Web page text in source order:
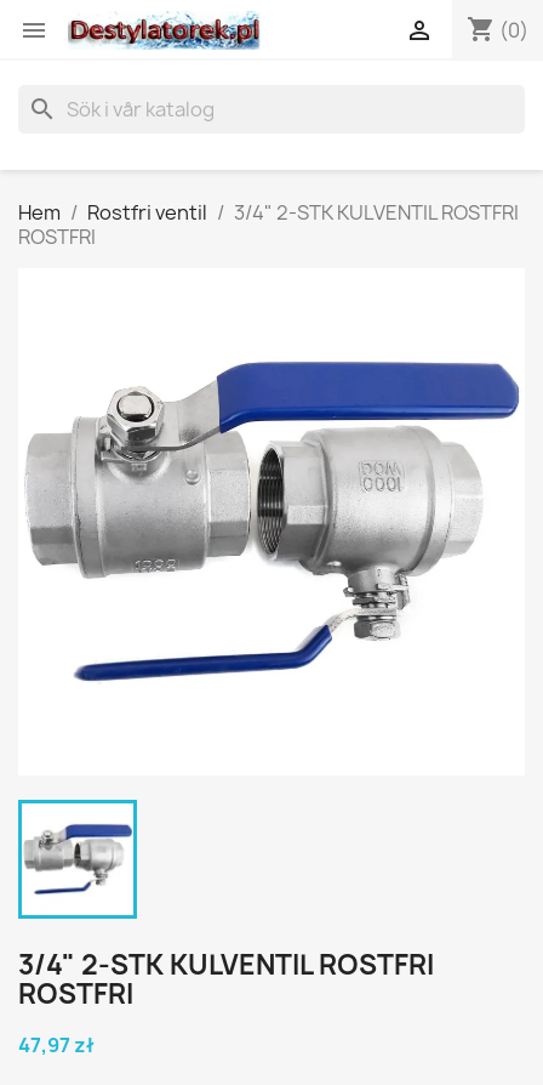
 shopping_cart (0)

search
Hem Rostfri ventil
3/4" 2-STK KULVENTIL ROSTFRI
ROSTFRI
3/4" 2-STK KULVENTIL ROSTFRI
ROSTFRI
47,97 zł